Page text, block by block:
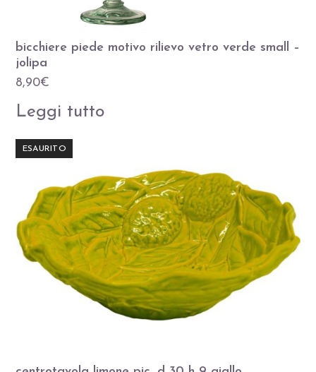
bicchiere piede motivo rilievo vetro verde small –
jolipa
8,90€
Leggi tutto
ESAURITO